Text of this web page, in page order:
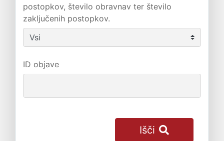
postopkov, število obravnav ter število
zaključenih postopkov.
ID objave
Išči